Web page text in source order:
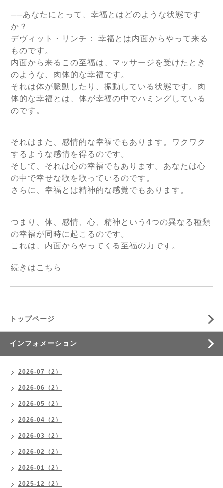
──あなたにとって、幸福とはどのような状態です
か？
デヴィット・リンチ： 幸福とは内面からやって来る
ものです。
内面から来るこの至福は、マッサージを受けたとき
のような、肉体的な幸福です。
それは体が脈動したり、振動している状態です。肉
体的な幸福とは、体が幸福の中でハミングしている
のです。
それはまた、感情的な幸福でもあります。ワクワク
するような感情を得るのです。
そして、それは心の幸福でもあります。あなたは心
の中で幸せな歌を歌っているのです。
さらに、幸福とは精神的な感覚でもあります。
つまり、体、感情、心、精神という4つの異なる種類
の幸福が同時に起こるのです。
これは、内面からやってくる至福の力です。
続きは こちら
トップページ
インフォメーション
2026-07（2）
2026-06（2）
2026-05（2）
2026-04（2）
2026-03（2）
2026-02（2）
2026-01（2）
2025-12（2）